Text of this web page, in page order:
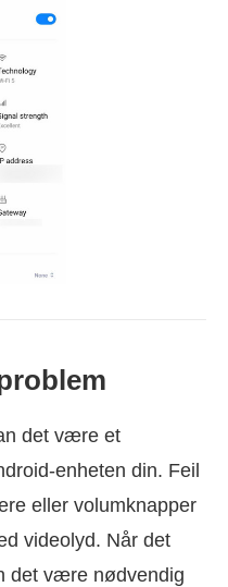
det være et
enheten din. Feil
eller volumknapper
videolyd. Når det
det være nødvendig